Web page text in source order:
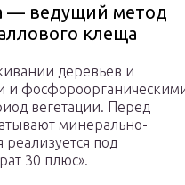
— ведущий метод
клеща
деревьев и
и
вегетации. Перед
минерально-
под
30 плюс».